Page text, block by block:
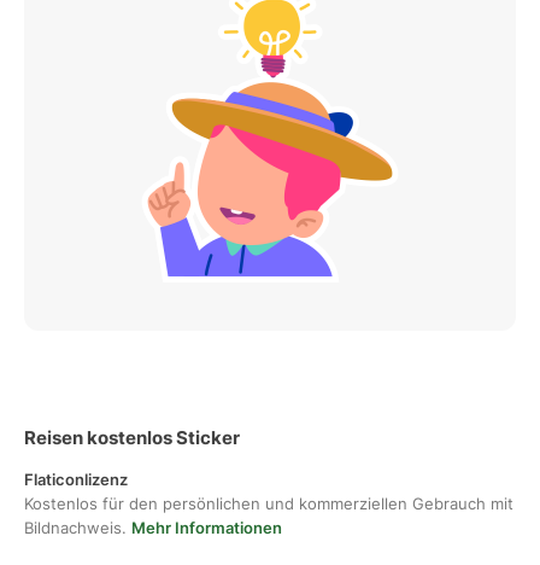
Reisen kostenlos Sticker
Flaticonlizenz
Kostenlos für den persönlichen und kommerziellen Gebrauch mit
Bildnachweis. Mehr Informationen